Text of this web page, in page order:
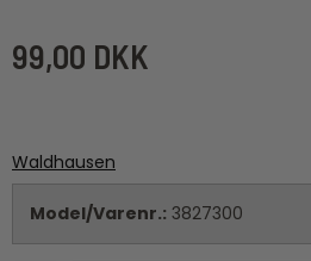
99,00 DKK
Waldhausen
Model/Varenr.: 3827300